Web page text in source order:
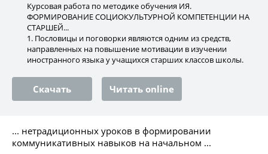
Курсовая работа по методике обучения ИЯ.
ФОРМИРОВАНИЕ СОЦИОКУЛЬТУРНОЙ КОМПЕТЕНЦИИ НА
СТАРШЕЙ...
1. Пословицы и поговорки являются одним из средств,
направленных на повышение мотивации в изучении
иностранного языка у учащихся старших классов школы.
Скачать Читать online
... нетрадиционных уроков в формировании
коммуникативных навыков на начальном ...